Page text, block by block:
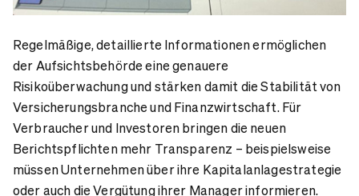
Regelmäßige, detaillierte Informationen ermöglichen
der Aufsichtsbehörde eine genauere
Risikoüberwachung und stärken damit die Stabilität von
Versicherungsbranche und Finanzwirtschaft. Für
Verbraucher und Investoren bringen die neuen
Berichtspflichten mehr Transparenz – beispielsweise
müssen Unternehmen über ihre Kapitalanlagestrategie
oder auch die Vergütung ihrer Manager informieren.